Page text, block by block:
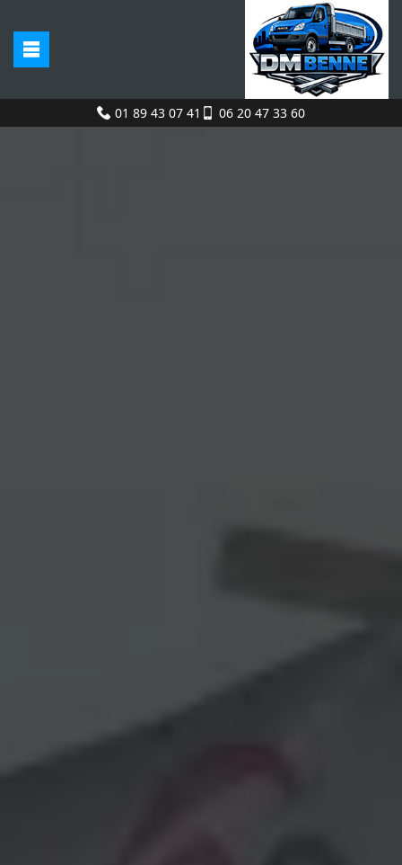
01 89 43 07 41 06 20 47 33 60